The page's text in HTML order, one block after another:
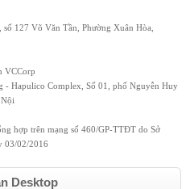
127 Võ Văn Tần, Phường Xuân Hòa,
VCCorp
- Hapulico Complex, Số 01, phố Nguyễn Huy
hợp trên mạng số 460/GP-TTĐT do Sở
03/02/2016
Desktop